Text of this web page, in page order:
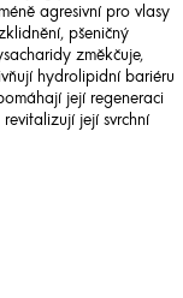
agresivní pro vlasy
pšeničný
změkčuje,
hydrolipidní bariéru
její regeneraci
její svrchní